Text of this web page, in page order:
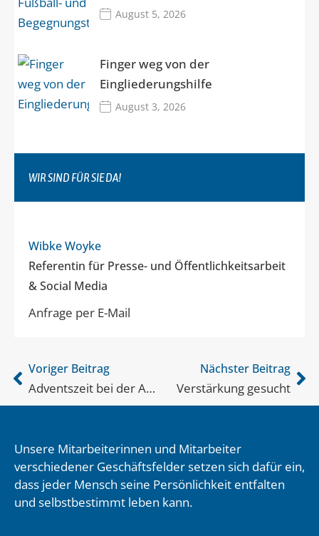
August 5, 2026
Finger weg von der
Eingliederungshilfe
August 3, 2026
WIR SIND FÜR SIE DA!
Wibke Woyke
Referentin für Presse- und Öffentlichkeitsarbeit
& Social Media
Anfrage per E-Mail
Voriger Beitrag
Adventszeit bei der AbW Verden
Nächster Beitrag
Verstärkung gesucht
Unsere Mitarbeiterinnen und Mitarbeiter
verschiedener Geschäftsfelder setzen sich dafür ein,
dass jeder Mensch seine Persönlichkeit entfalten
und selbstbestimmt leben kann.